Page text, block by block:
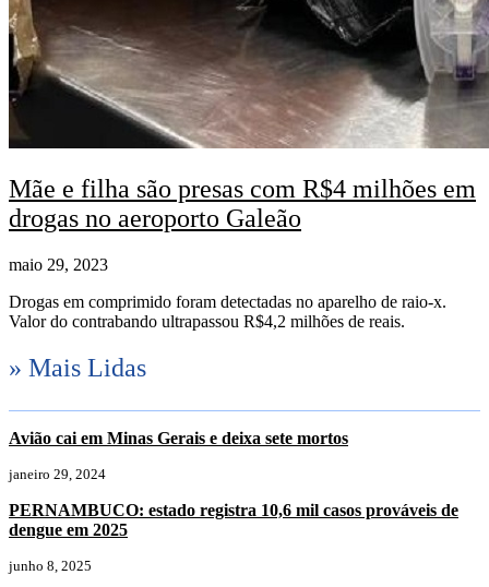
Mãe e filha são presas com R$4 milhões em
drogas no aeroporto Galeão
maio 29, 2023
Drogas em comprimido foram detectadas no aparelho de raio-x.
Valor do contrabando ultrapassou R$4,2 milhões de reais.
» Mais Lidas
Avião cai em Minas Gerais e deixa sete mortos
janeiro 29, 2024
PERNAMBUCO: estado registra 10,6 mil casos prováveis de
dengue em 2025
junho 8, 2025